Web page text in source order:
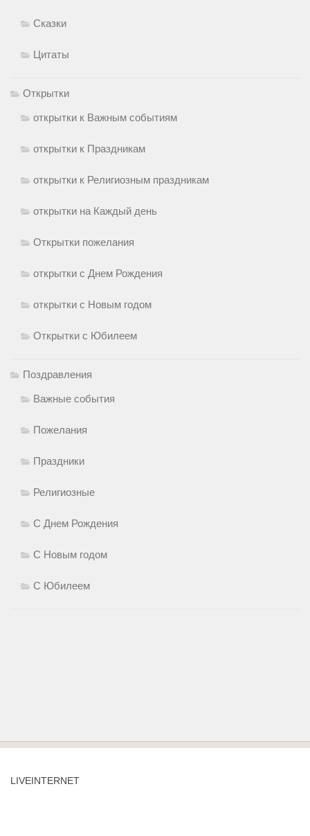
Сказки
Цитаты
Открытки
открытки к Важным событиям
открытки к Праздникам
открытки к Религиозным праздникам
открытки на Каждый день
Открытки пожелания
открытки с Днем Рождения
открытки с Новым годом
Открытки с Юбилеем
Поздравления
Важные события
Пожелания
Праздники
Религиозные
С Днем Рождения
С Новым годом
С Юбилеем
LIVEINTERNET